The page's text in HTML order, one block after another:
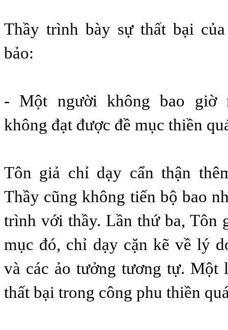
Thầy trình bày sự thất bại
bảo:
- Một người không bao giờ
không đạt được đề mục thiền
Tôn giả chỉ dạy cẩn thận
Thầy cũng không tiến bộ bao
trình với thầy. Lần thứ ba, Tôn
mục đó, chỉ dạy cặn kẽ về lý
và các ảo tưởng tương tự. Một
thất bại trong công phu thiền